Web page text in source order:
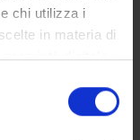
chi utilizza i
in materia di
digitale
in qualsiasi
o facendo clic